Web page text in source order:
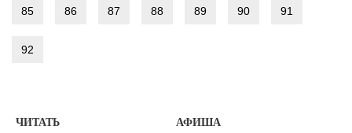
85 86 87 88 89 90 91
92
ЧИТАТЬ АФИША